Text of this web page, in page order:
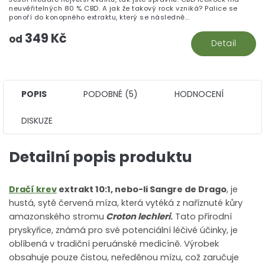
od 349 Kč Detail
neuvěřitelných 80 % CBD. A jak že takový rock vzniká? Palice se
ponoří do konopného extraktu, který se následně...
POPIS PODOBNÉ (5) HODNOCENÍ
DISKUZE
Detailní popis produktu
Dračí krev extrakt 10:1, nebo-li Sangre de Drago, je
hustá, sytě červená míza, která vytéká z naříznuté kůry
amazonského stromu Croton lechleri. Tato přírodní
pryskyřice, známá pro své potenciální léčivé účinky, je
oblíbená v tradiční peruánské medicíně. Výrobek
obsahuje pouze čistou, neředěnou mízu, což zaručuje